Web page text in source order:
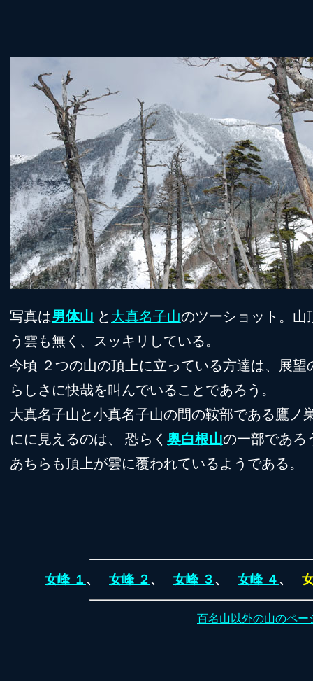
写真は男体山 と 大真名子山のツーショット。山
う雲も無く、スッキリしている。
今頃 ２つの山の頂上に立っている方達は、展望
らしさに快哉を叫んでいることであろう。
大真名子山と小真名子山の間の鞍部である鷹ノ
にに見えるのは、 恐らく 奥白根山の一部であろ
あちらも頂上が雲に覆われているようである。
女峰 １ 、 女峰 ２ 、 女峰 ３ 、 女峰 ４ 、
百名山以外の山のペー